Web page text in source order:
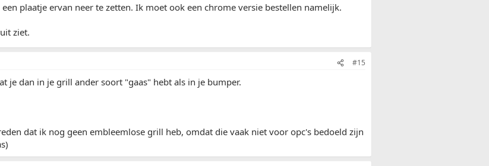
plaatje ervan neer te zetten. Ik moet ook een chrome versie bestellen namelijk.
ziet.
#15
je dan in je grill ander soort "gaas" hebt als in je bumper.
dat ik nog geen embleemlose grill heb, omdat die vaak niet voor opc's bedoeld zijn